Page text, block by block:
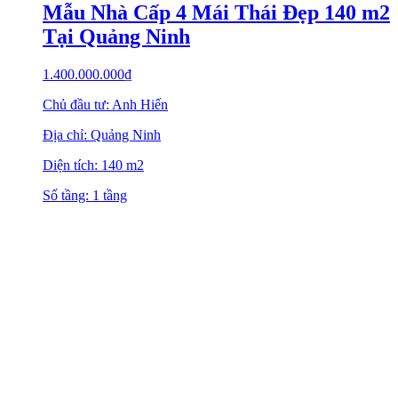
Mẫu Nhà Cấp 4 Mái Thái Đẹp 140 m2
Tại Quảng Ninh
1.400.000.000₫
Chủ đầu tư: Anh Hiến
Địa chỉ: Quảng Ninh
Diện tích: 140 m2
Số tầng: 1 tầng